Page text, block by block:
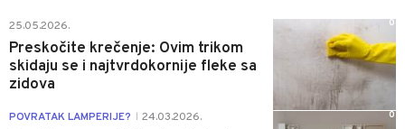
25.05.2026.
Preskočite krečenje: Ovim trikom
skidaju se i najtvrdokornije fleke sa
zidova
0
POVRATAK LAMPERIJE? 24.03.2026. 0